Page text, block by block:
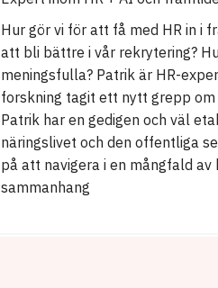
Hur gör vi för att få med HR in i
att bli bättre i vår rekrytering?
meningsfulla? Patrik är HR-
forskning tagit ett nytt grepp om
Patrik har en gedigen och väl
näringslivet och den offentliga
på att navigera i en mångfald
sammanhang